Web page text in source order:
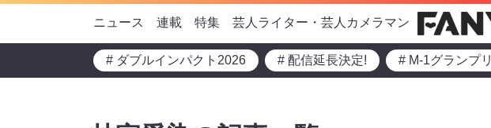
ニュース 連載 特集 芸人ライター・芸人カメラマン
# ダブルインパクト2026 # 配信延長決定! # M-1グランプリ